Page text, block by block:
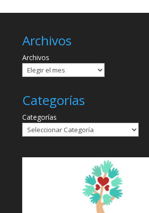
Archivos
Archivos
Categorías
Categorías